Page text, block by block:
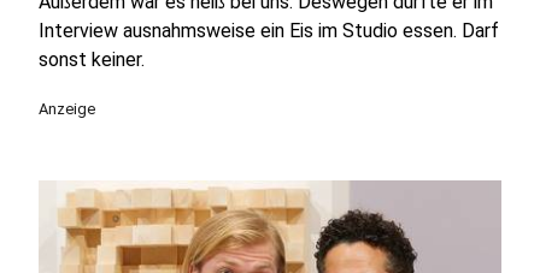
Interview ausnahmsweise ein Eis im Studio essen. Darf
sonst keiner.
Anzeige